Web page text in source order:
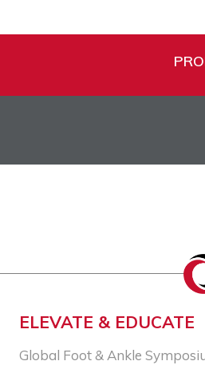
ELEVATE & EDUCATE
Global Foot & Ankle